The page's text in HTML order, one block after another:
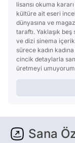
lisansı okuma
kültüre ait eseri
dünyasına ve
taraftı. Yaklaşık
ve dizi sinema
sürece kadın
cincik detaylarla
üretmeyi
Sana